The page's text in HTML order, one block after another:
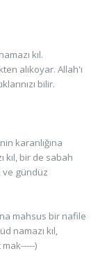
kıl.
alıkoyar. Allah'ı
bilir.
karanlığına
kıl, bir de sabah
ve gündüz
mahsus bir nafile
namazı kıl,
)